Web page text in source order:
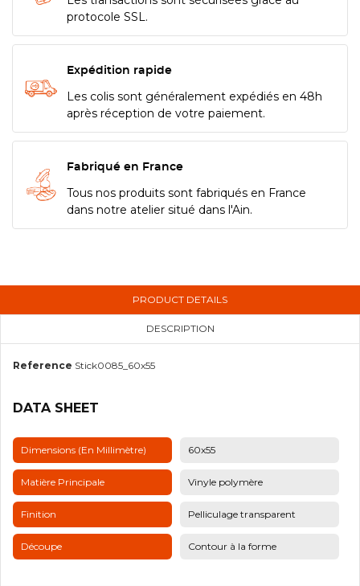
protocole SSL.
Expédition rapide
Les colis sont généralement expédiés en 48h
après réception de votre paiement.
Fabriqué en France
Tous nos produits sont fabriqués en France
dans notre atelier situé dans l'Ain.
PRODUCT DETAILS
DESCRIPTION
Reference Stick0085_60x55
DATA SHEET
Dimensions (en Millimètre) 60x55
Matière Principale Vinyle polymère
Finition Pelliculage transparent
Découpe Contour à la forme